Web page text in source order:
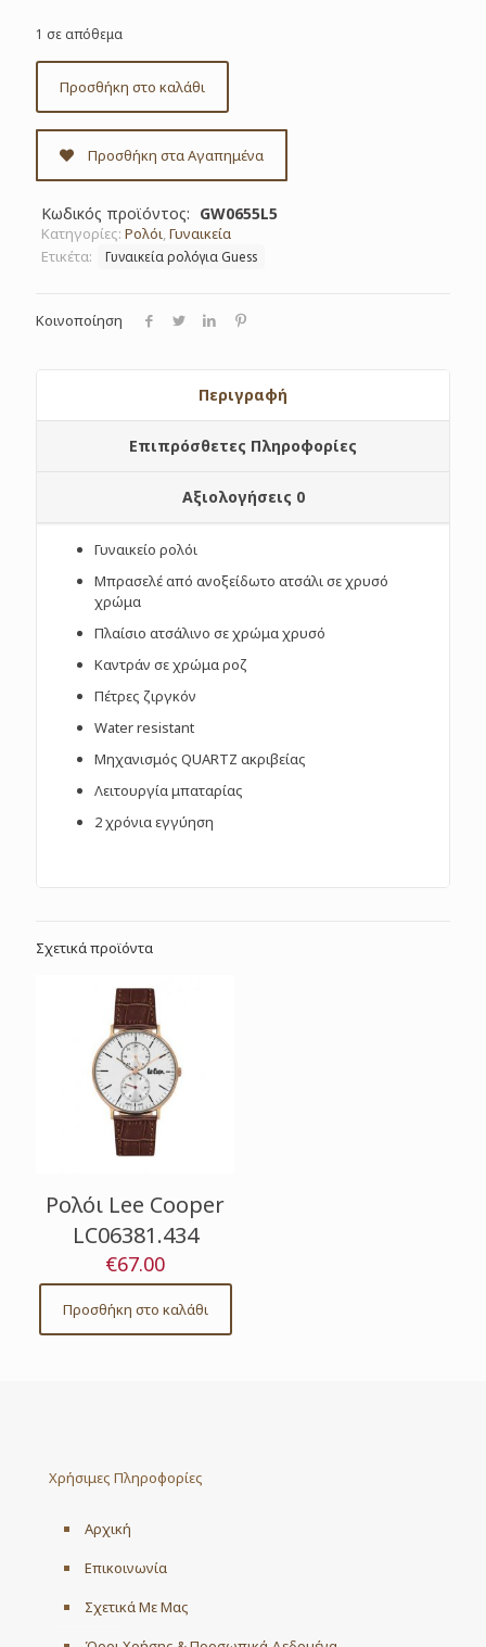
1 σε απόθεμα
Προσθήκη στο καλάθι
Προσθήκη στα Αγαπημένα
Κωδικός προϊόντος: GW0655L5
Κατηγορίες: Ρολόι,Γυναικεία
Ετικέτα:
Γυναικεία ρολόγια Guess
Κοινοποίηση
Περιγραφή
Επιπρόσθετες Πληροφορίες
Αξιολογήσεις 0
Γυναικείο ρολόι
Μπρασελέ από ανοξείδωτο ατσάλι σε χρυσό
χρώμα
Πλαίσιο ατσάλινο σε χρώμα χρυσό
Καντράν σε χρώμα ροζ
Πέτρες ζιργκόν
Water resistant
Μηχανισμός QUARTZ ακριβείας
Λειτουργία μπαταρίας
2 χρόνια εγγύηση
Σχετικά προϊόντα
Ρολόι Lee Cooper
LC06381.434
€67.00
Προσθήκη στο καλάθι
Χρήσιμες Πληροφορίες
Αρχική
Επικοινωνία
Σχετικά Με Μας